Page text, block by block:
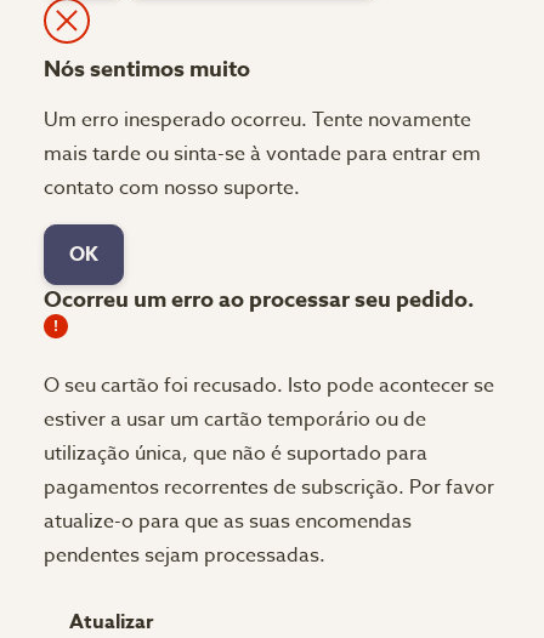
Nós sentimos muito
Um erro inesperado ocorreu. Tente novamente
mais tarde ou sinta-se à vontade para entrar em
contato com nosso suporte.
OK
Ocorreu um erro ao processar seu pedido.
O seu cartão foi recusado. Isto pode acontecer se
estiver a usar um cartão temporário ou de
utilização única, que não é suportado para
pagamentos recorrentes de subscrição. Por favor
atualize-o para que as suas encomendas
pendentes sejam processadas.
Atualizar